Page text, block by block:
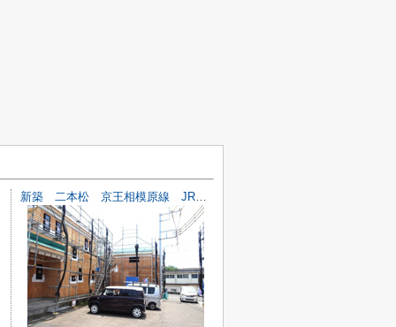
新築 二本松 京王相模原線 JR横浜線 橋本駅